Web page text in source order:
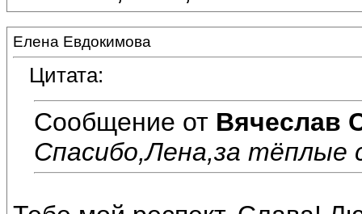
Елена Евдокимова
Цитата:
Сообщение от Вячеслав
Спасибо,Лена,за тёплые